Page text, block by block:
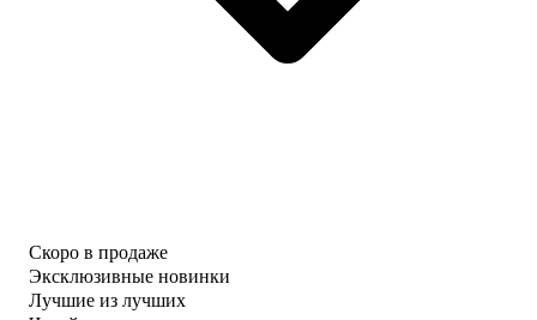
Скоро в продаже
Эксклюзивные новинки
Лучшие из лучших